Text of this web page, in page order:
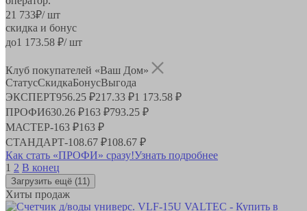
21 733₽/ шт
скидка и бонус
до1 173.58 ₽/ шт
Клуб покупателей «Ваш Дом»
СтатусСкидкаБонусВыгода
ЭКСПЕРТ956.25 ₽217.33 ₽1 173.58 ₽
ПРОФИ630.26 ₽163 ₽793.25 ₽
МАСТЕР-163 ₽163 ₽
СТАНДАРТ-108.67 ₽108.67 ₽
Как стать «ПРОФИ» сразу!Узнать подробнее
1 2 В конец
Загрузить ещё (11)
Хиты продаж